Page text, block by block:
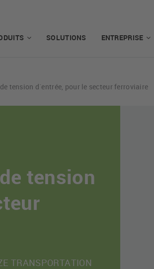
SOLUTIONS ENTREPRISE
tension d´entrée, pour le secteur ferroviaire
tension
TRANSPORTATION